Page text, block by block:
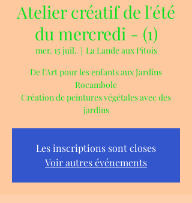
Atelier créatif de l'été
du mercredi - (1)
mer. 15 juil.
  |
La Lande aux Pitois
De l'Art pour les enfants aux Jardins
Rocambole
Création de peintures végétales avec des
jardins
Les inscriptions sont closes
Voir autres événements